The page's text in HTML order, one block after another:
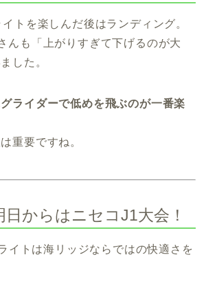
トを楽しんだ後はランディング。
んも「上がりすぎて下げるのが大
した。
グライダーで低めを飛ぶのが一番楽
重要ですね。
日からはニセコJ1大会！
イトは海リッジならではの快適さを